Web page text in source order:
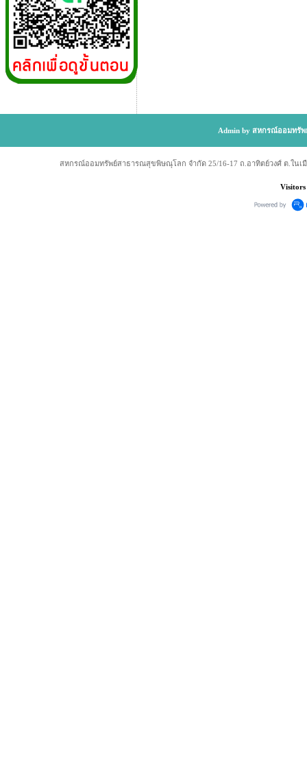
Admin by สหกรณ์ออมทรั
สหกรณ์ออมทรัพย์สาธารณสุขพิษณุโลก จำกัด 25/16-17 ถ.อาทิตย์วงศ์ ต.ในเ
Visitors